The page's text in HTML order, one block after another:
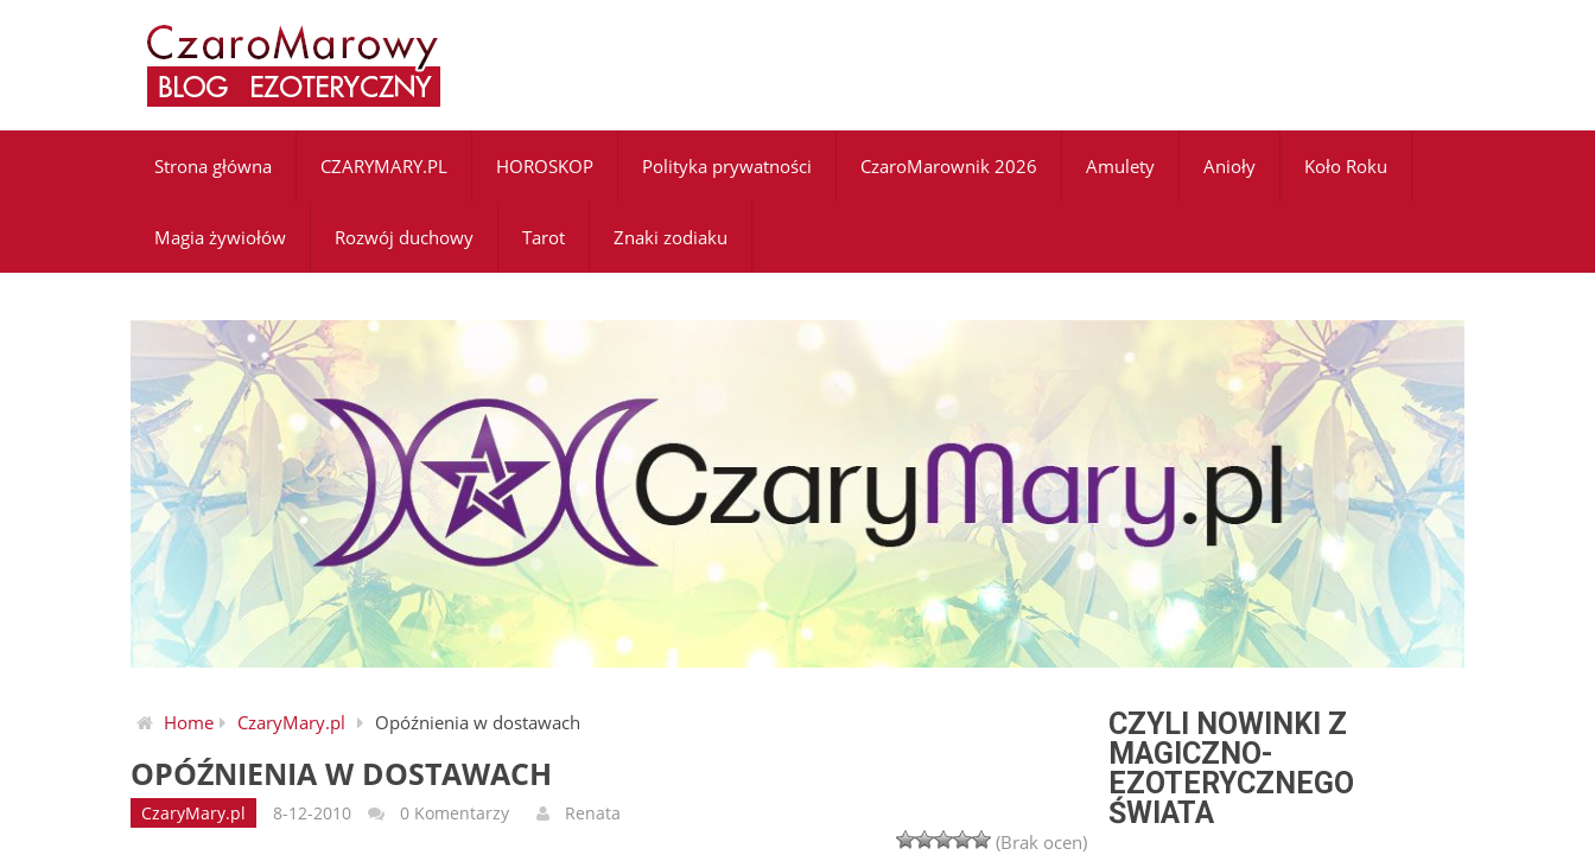
Strona główna CZARYMARY.PL HOROSKOP Polityka prywatności CzaroMarownik 2026 Amulety Anioły Koło Roku
Magia żywiołów Rozwój duchowy Tarot Znaki zodiaku
Home CzaryMary.pl Opóźnienia w dostawach
OPÓŹNIENIA W DOSTAWACH
CzaryMary.pl 8-12-2010 0 Komentarzy Renata
(Brak ocen)
CZYLI NOWINKI Z
MAGICZNO-
EZOTERYCZNEGO
ŚWIATA